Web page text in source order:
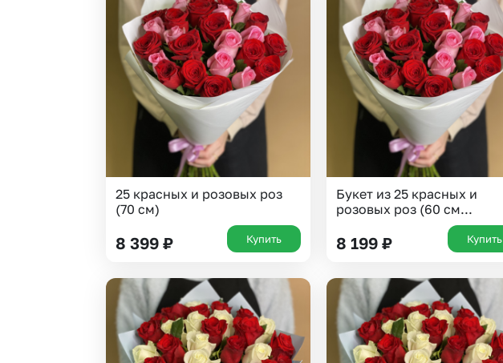
25 красных и розовых роз
(70 см)
8 399 ₽ Купить
Букет из 25 красных и
розовых роз (60 см...
8 199 ₽ Купить